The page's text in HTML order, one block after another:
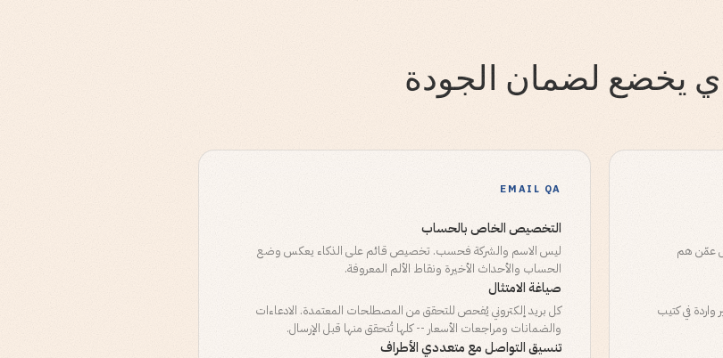
يخضع لضمان الجودة
عمّن هم
واردة في كتيب
EMAIL QA
التخصيص الخاص بالحساب
ليس الاسم والشركة فحسب. تخصيص قائم على الذكاء يعكس وضع
الحساب والأحداث الأخيرة ونقاط الألم المعروفة.
صياغة الامتثال
كل بريد إلكتروني يُفحص للتحقق من المصطلحات المعتمدة. الادعاءات
والضمانات ومراجعات الأسعار -- كلها تُتحقق منها قبل الإرسال.
تنسيق التواصل مع متعددي الأطراف